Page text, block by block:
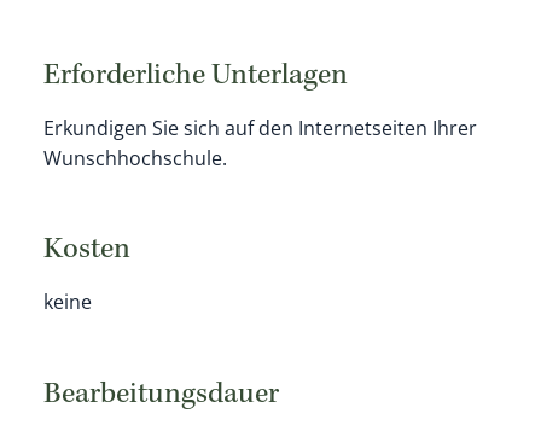
Erforderliche Unterlagen
Erkundigen Sie sich auf den Internetseiten Ihrer
Wunschhochschule.
Kosten
keine
Bearbeitungsdauer